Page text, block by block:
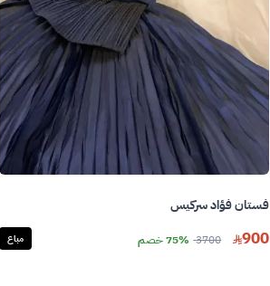
فستان فؤاد سركيس
900
3700 75% خصم مباع